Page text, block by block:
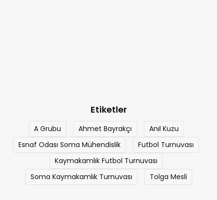
Etiketler
A Grubu Ahmet Bayrakçı
Anıl Kuzu
Esnaf Odası Soma Mühendislik
Futbol Turnuvası
Kaymakamlık Futbol Turnuvası
Soma Kaymakamlık Turnuvası
Tolga Mesli